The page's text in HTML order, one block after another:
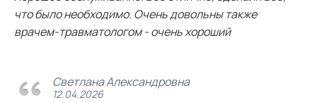
что было необходимо. Очень довольны также
врачем-травматологом - очень хороший
Светлана Александровна
12.04.2026